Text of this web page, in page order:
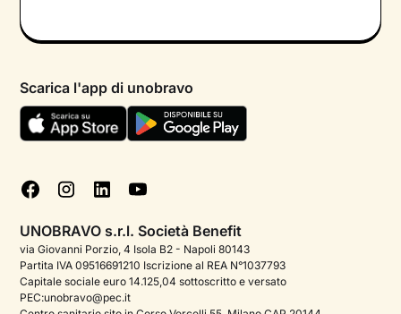
Psicologo in chat
Aiuto urgente
FAQ
Podcast di psicologia
Corporate
Psicologo italiano all'estero
Termini e condizioni
Informativa Privacy
Cookie policy
Gestisci cookie
Scarica l'app di unobravo
UNOBRAVO s.r.l. Società Benefit
via Giovanni Porzio, 4 Isola B2 - Napoli 80143
Partita IVA 09516691210 Iscrizione al REA N°1037793
Capitale sociale euro 14.125,04 sottoscritto e versato
PEC:unobravo@pec.it